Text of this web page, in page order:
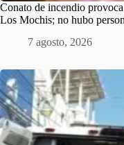
Conato de incendio
Los Mochis; no hubo
7 agosto, 2026